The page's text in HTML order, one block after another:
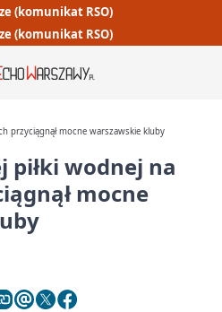
(komunikat RSO)
(komunikat RSO)
przyciągnął mocne warszawskie kluby
piłki wodnej na
mocne